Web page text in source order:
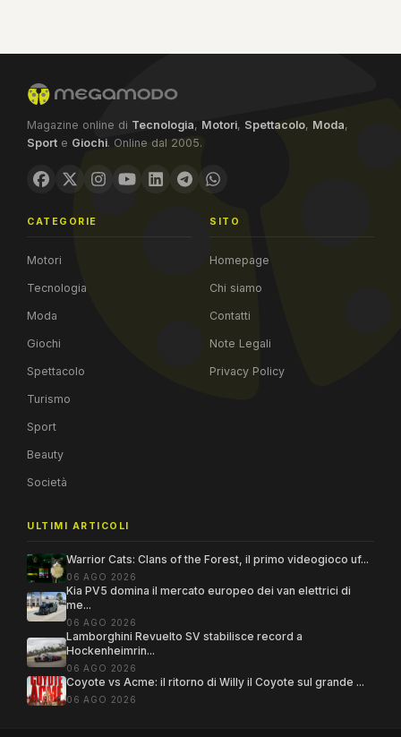
Magazine online di Tecnologia, Motori, Spettacolo, Moda,
Sport e Giochi. Online dal 2005.
CATEGORIE
Motori
Tecnologia
Moda
Giochi
Spettacolo
Turismo
Sport
Beauty
Società
SITO
Homepage
Chi siamo
Contatti
Note Legali
Privacy Policy
ULTIMI ARTICOLI
Warrior Cats: Clans of the Forest, il primo videogioco uf...
06 AGO 2026
Kia PV5 domina il mercato europeo dei van elettrici di
me...
06 AGO 2026
Lamborghini Revuelto SV stabilisce record a
Hockenheimrin...
06 AGO 2026
Coyote vs Acme: il ritorno di Willy il Coyote sul grande ...
06 AGO 2026